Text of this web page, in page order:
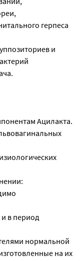
герпеса
и
Ацилакта.
в период
нормальной
на их